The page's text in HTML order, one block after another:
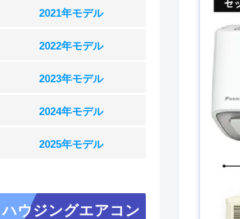
2021年モデル
2022年モデル
2023年モデル
2024年モデル
2025年モデル
ハウジングエアコン